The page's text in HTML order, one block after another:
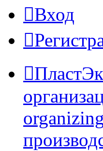
Вход
organizing